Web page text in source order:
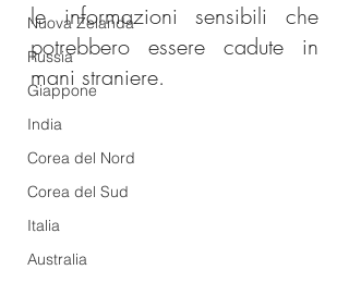
Nuova Zelanda
Russia
Giappone
India
Corea del Nord
Corea del Sud
Italia
Australia
le informazioni sensibili che
potrebbero essere cadute in
mani straniere.